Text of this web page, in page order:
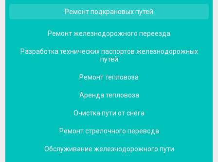
Ремонт подкрановых путей
Ремонт железнодорожного переезда
Разработка технических паспортов железнодорожных
путей
Ремонт тепловоза
Аренда тепловоза
Очистка пути от снега
Ремонт стрелочного перевода
Обслуживание железнодорожного пути